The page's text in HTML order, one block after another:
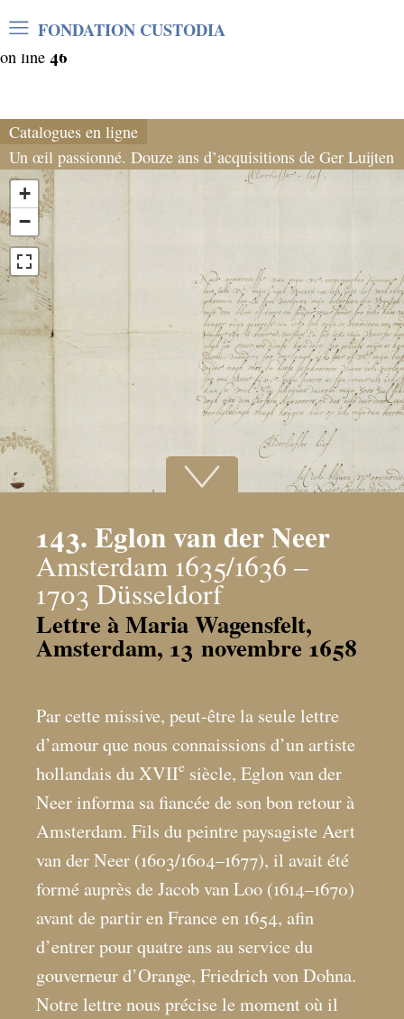
Warning: Undefined array key "var_mode" in
/home/clients/06cf3fb6db0bf3383064f508e4e3b220/
on line 46
FONDATION CUSTODIA
Catalogues en ligne
Un œil passionné. Douze ans d’acquisitions de Ger Luijten
+
−
143. Eglon van der Neer
Amsterdam 1635/1636 –
1703 Düsseldorf
Lettre à Maria Wagensfelt,
Amsterdam, 13 novembre 1658
Par cette missive, peut-être la seule lettre
d’amour que nous connaissions d’un artiste
hollandais du XVIIe siècle, Eglon van der
Neer informa sa fiancée de son bon retour à
Amsterdam. Fils du peintre paysagiste Aert
van der Neer (1603/1604–1677), il avait été
formé auprès de Jacob van Loo (1614–1670)
avant de partir en France en 1654, afin
d’entrer pour quatre ans au service du
gouverneur d’Orange, Friedrich von Dohna.
Notre lettre nous précise le moment où il